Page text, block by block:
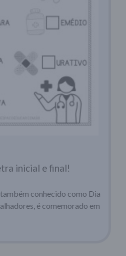
inicial e final!
conhecido como Dia
é comemorado em